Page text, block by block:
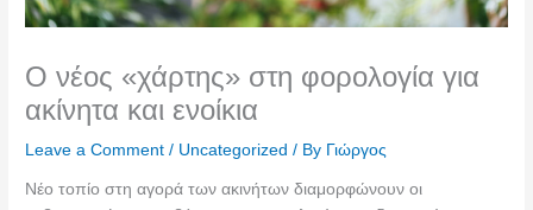
Ο νέος «χάρτης» στη φορολογία για
ακίνητα και ενοίκια
Leave a Comment / Uncategorized / By Γιώργος
Νέο τοπίο στη αγορά των ακινήτων διαμορφώνουν οι